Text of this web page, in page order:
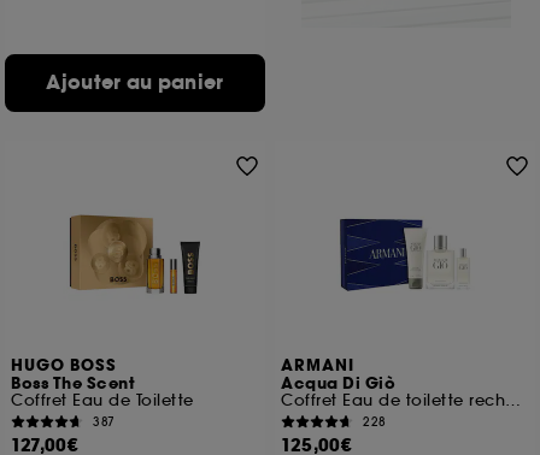
Ajouter au panier
HUGO BOSS
Boss The Scent
Coffret Eau de Toilette
387
127,00€
ARMANI
Acqua Di Giò
Coffret Eau de toilette rechargeable pour homme
228
125,00€